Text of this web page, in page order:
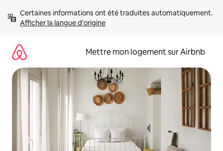
directement
Afficher la langue d'origine
Mettre mon logement sur Airbnb